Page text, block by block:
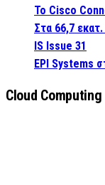
Το Cisco
Στα 66,7
IS Issue 31
EPI Systems
Cloud Computing